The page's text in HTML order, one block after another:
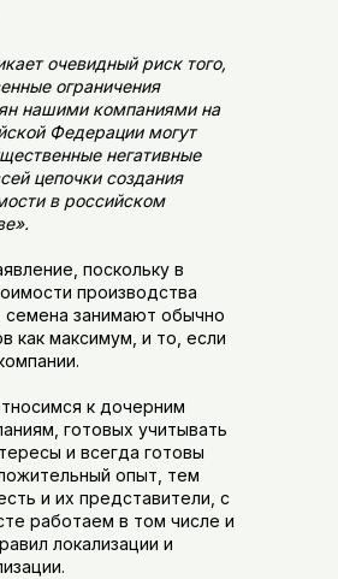
очевидный риск того,
ограничения
нашими компаниями на
Федерации могут
негативные
цепочки создания
в российском
поскольку в
производства
занимают обычно
как максимум, и то, если
к дочерним
готовых учитывать
и всегда готовы
опыт, тем
и их представители, с
работаем в том числе и
локализации и